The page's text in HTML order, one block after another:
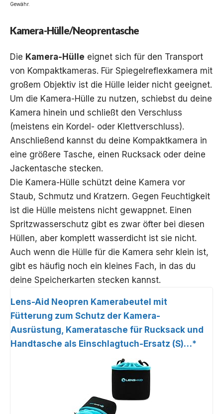
Gewähr.
Kamera-Hülle/Neoprentasche
Die Kamera-Hülle eignet sich für den Transport
von Kompaktkameras. Für Spiegelreflexkamera mit
großem Objektiv ist die Hülle leider nicht geeignet.
Um die Kamera-Hülle zu nutzen, schiebst du deine
Kamera hinein und schließt den Verschluss
(meistens ein Kordel- oder Klettverschluss).
Anschließend kannst du deine Kompaktkamera in
eine größere Tasche, einen Rucksack oder deine
Jackentasche stecken.
Die Kamera-Hülle schützt deine Kamera vor
Staub, Schmutz und Kratzern. Gegen Feuchtigkeit
ist die Hülle meistens nicht gewappnet. Einen
Spritzwasserschutz gibt es zwar öfter bei diesen
Hüllen, aber komplett wasserdicht ist sie nicht.
Auch wenn die Hülle für die Kamera sehr klein ist,
gibt es häufig noch ein kleines Fach, in das du
deine Speicherkarten stecken kannst.
Lens-Aid Neopren Kamerabeutel mit
Fütterung zum Schutz der Kamera-
Ausrüstung, Kameratasche für Rucksack und
Handtasche als Einschlagtuch-Ersatz (S)…*